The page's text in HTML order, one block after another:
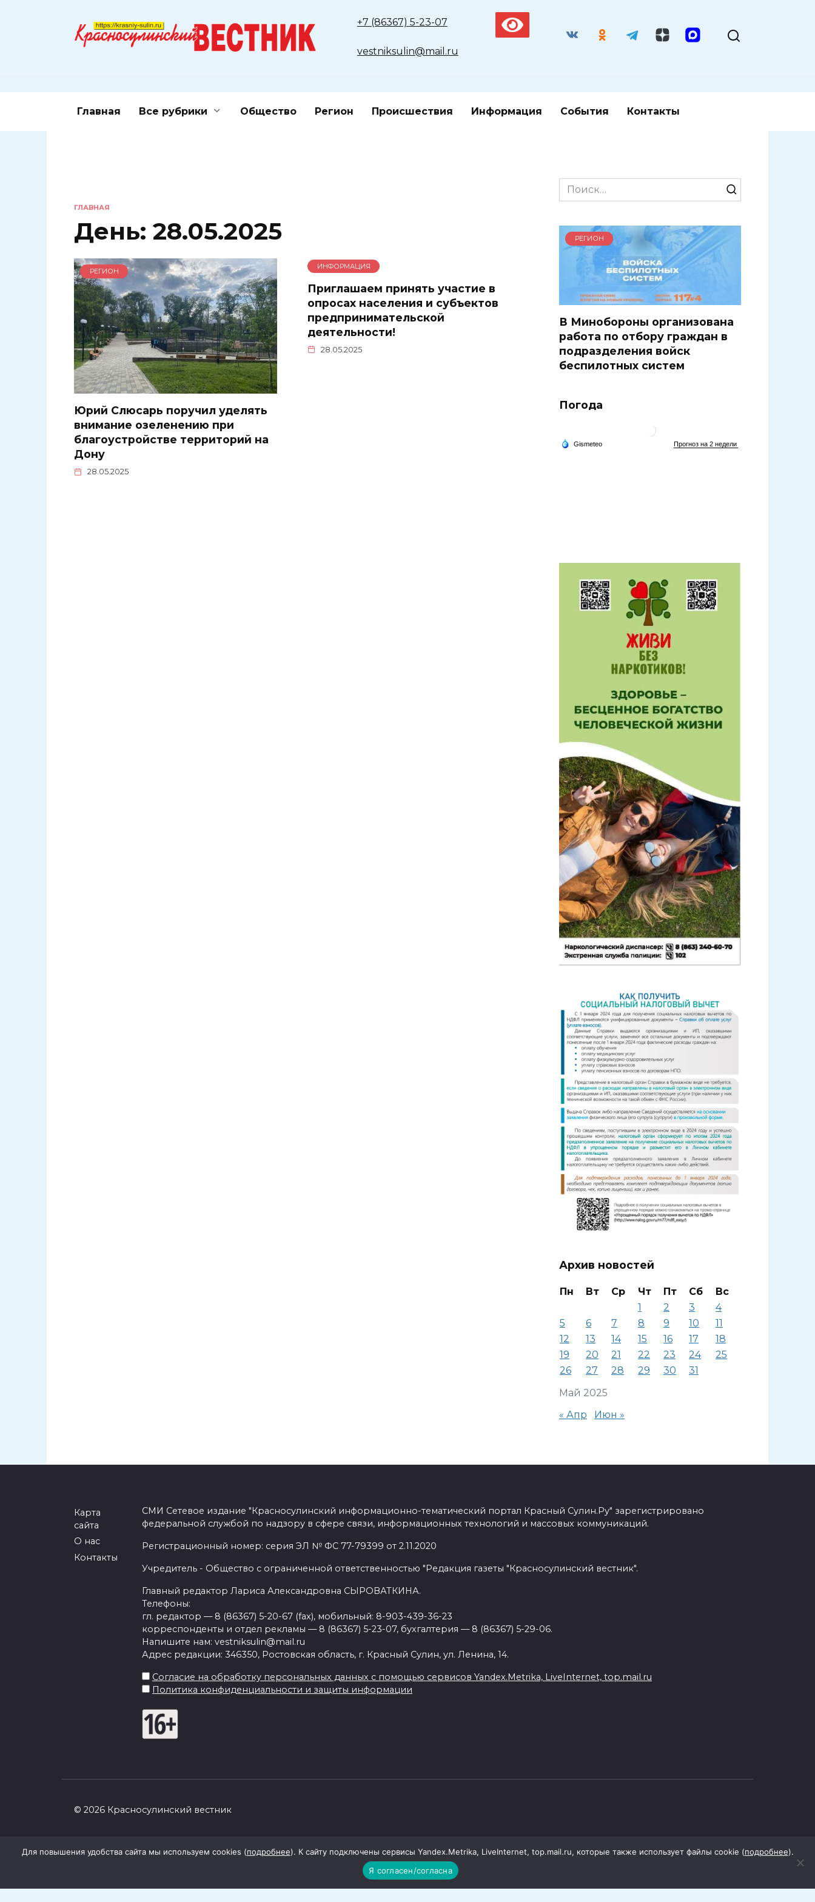
+7 (86367) 5-23-07
vestniksulin@mail.ru
Главная Все рубрики Общество Регион Происшествия Информация События Контакты
ГЛАВНАЯ
День: 28.05.2025
РЕГИОН
Юрий Слюсарь поручил уделять
внимание озеленению при
благоустройстве территорий на
Дону
28.05.2025
ИНФОРМАЦИЯ
Приглашаем принять участие в
опросах населения и субъектов
предпринимательской
деятельности!
28.05.2025
Search
for:
РЕГИОН
В Минобороны организована
работа по отбору граждан в
подразделения войск
беспилотных систем
Погода
Архив новостей
Май 2025
Пн Вт Ср Чт Пт Сб
Вс
1
2 3
4
5
6 7 8 9 10
11
12
13 14 15 16 17
18
19
20 21 22 23 24
25
26
27 28 29 30 31
« Апр Июн »
Карта
сайта
О нас
Контакты
СМИ Сетевое издание "Красносулинский информационно-тематический портал Красный Сулин.Ру" зарегистрировано
федеральной службой по надзору в сфере связи, информационных технологий и массовых коммуникаций.
Регистрационный номер: серия ЭЛ № ФС 77-79399 от 2.11.2020
Учредитель - Общество с ограниченной ответственностью "Редакция газеты "Красносулинский вестник".
Главный редактор Лариса Александровна СЫРОВАТКИНА.
Телефоны:
гл. редактор — 8 (86367) 5-20-67 (fax), мобильный: 8-903-439-36-23
корреспонденты и отдел рекламы — 8 (86367) 5-23-07, бухгалтерия — 8 (86367) 5-29-06.
Напишите нам: vestniksulin@mail.ru
Адрес редакции: 346350, Ростовская область, г. Красный Сулин, ул. Ленина, 14.
Согласие на обработку персональных данных с помощью сервисов Yandex.Metrika, LiveInternet, top.mail.ru
Политика конфиденциальности и защиты информации
© 2026 Красносулинский вестник
Для повышения удобства сайта мы используем cookies (подробнее). К сайту подключены сервисы Yandex.Metrika, LiveInternet, top.mail.ru, которые также использует файлы cookie (подробнее).
Я согласен/согласна